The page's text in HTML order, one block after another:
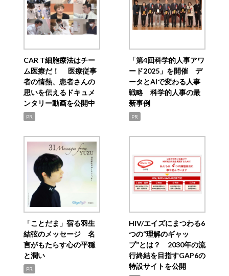
CAR T細胞療法はチー
ム医療だ！ 医療従事
者の情熱、患者さんの
思いを伝えるドキュメ
ンタリー動画を公開中
PR
「第4回科学的人事アワ
ード2025」を開催 デ
ータとAIで変わる人事
戦略 科学的人事の最
新事例
PR
「ことだま」宿る羽生
結弦のメッセージ 名
言がもたらす心の平穏
と潤い
PR
HIV/エイズにまつわる6
つの“理解のギャッ
プ”とは？ 2030年の流
行終結を目指すGAP6の
特設サイトを公開